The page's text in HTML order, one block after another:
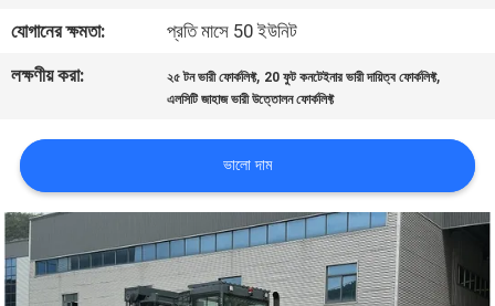
PRIVACY
POLICY
যোগানের ক্ষমতা:
প্রতি মাসে 50 ইউনিট
লক্ষণীয় করা:
২৫ টন ভারী ফোর্কলিফ্ট, 20 ফুট কনটেইনার ভারী দায়িত্ব ফোর্কলিফ্ট,
এলসিটি জাহাজ ভারী উত্তোলন ফোর্কলিফ্ট
ভালো দাম